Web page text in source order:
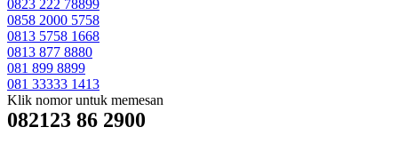
0823 222 78899
0858 2000 5758
0813 5758 1668
0813 877 8880
081 899 8899
081 33333 1413
Klik nomor untuk memesan
082123 86 2900